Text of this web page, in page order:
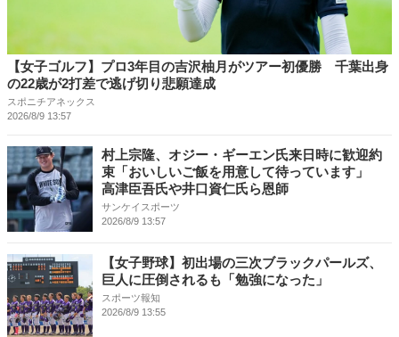
【女子ゴルフ】プロ3年目の吉沢柚月がツアー初優勝 千葉出身
の22歳が2打差で逃げ切り悲願達成
スポニチアネックス
2026/8/9 13:57
村上宗隆、オジー・ギーエン氏来日時に歓迎約
束「おいしいご飯を用意して待っています」
高津臣吾氏や井口資仁氏ら恩師
サンケイスポーツ
2026/8/9 13:57
【女子野球】初出場の三次ブラックパールズ、
巨人に圧倒されるも「勉強になった」
スポーツ報知
2026/8/9 13:55